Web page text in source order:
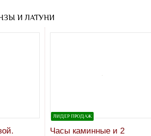
И ЛАТУНИ
ЛИДЕР ПРОДАЖ
Часы каминные и 2